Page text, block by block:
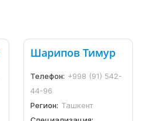
Шарипов Тимур
Телефон: +998 (91) 542-
44-96
Регион: Ташкент